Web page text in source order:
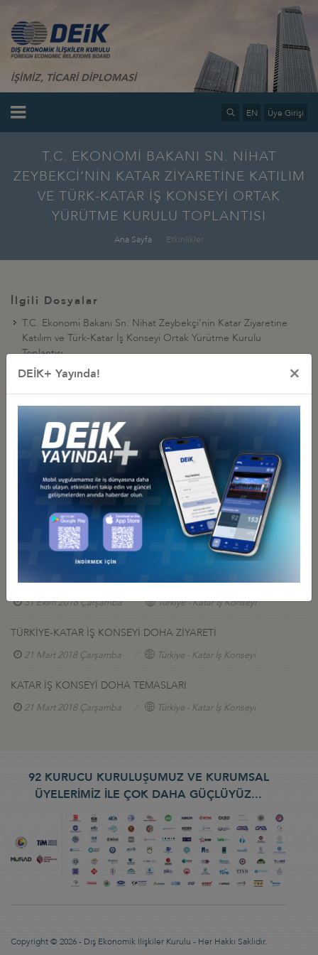
İŞİMİZ, TİCARİ DİPLOMASİ
EN Üye Girişi
T.C. EKONOMİ BAKANI SN. NİHAT
ZEYBEKCİ’NİN KATAR ZİYARETİNE KATILIM
VE TÜRK-KATAR İŞ KONSEYİ ORTAK
YÜRÜTME KURULU TOPLANTISI
Ana Sayfa Etkinlikler
İlgili Dosyalar
T.C. Ekonomi Bakanı Sn. Nihat Zeybekçi'nin Katar Ziyaretine
Katılım ve Türk-Katar İş Konseyi Ortak Yürütme Kurulu
Toplantısı
İş Konseyi ile Alakalı Diğer Etkinlikler
TÜRKİYE-KATAR İŞ FORUMU
21 Kasım 2019 Perşembe Türkiye - Katar İş Konseyi
T.C. TİCARET BAKANI RUHSAR PEKCAN ZİYARETİ
31 Ekim 2018 Çarşamba Türkiye - Katar İş Konseyi
TÜRKİYE – KATAR İŞ KONSEYİ’NİN T.C. TİCARET BAKANI SAYIN
RUHSAR PEKCAN’I ZİYARETİ
31 Ekim 2018 Çarşamba Türkiye - Katar İş Konseyi
TÜRKİYE-KATAR İŞ KONSEYİ DOHA ZİYARETİ
21 Mart 2018 Çarşamba Türkiye - Katar İş Konseyi
KATAR İŞ KONSEYİ DOHA TEMASLARI
21 Mart 2018 Çarşamba Türkiye - Katar İş Konseyi
92 KURUCU KURULUŞUMUZ VE KURUMSAL
ÜYELERİMİZ İLE ÇOK DAHA GÜÇLÜYÜZ...
Copyright © 2026 - Dış Ekonomik İlişkiler Kurulu - Her Hakkı Saklıdır.
DEİK+ Yayında! ×